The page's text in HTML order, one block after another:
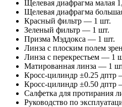
Щелевая диафрагма малая
Щелевая диафрагма
Красный фильтр — 1 шт.
Зеленый фильтр — 1 шт.
Призма Мэддокса — 1 шт.
Линза с плоским полем
Линза с перекрестьем — 1
Матированная линза — 1
Кросс-цилиндр ±0.25 дптр
Кросс-цилиндр ±0.50 дптр
Салфетка для протирания
Руководство по